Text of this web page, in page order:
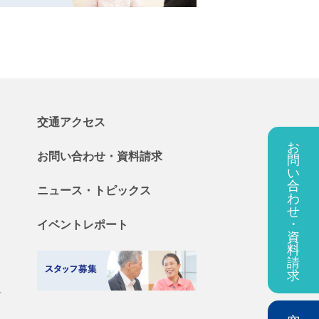
お
問
い
合
わ
せ
・
資
料
請
求
交通アクセス
お問い合わせ・ 資料請求
ニュース・ トピックス
イベントレポート